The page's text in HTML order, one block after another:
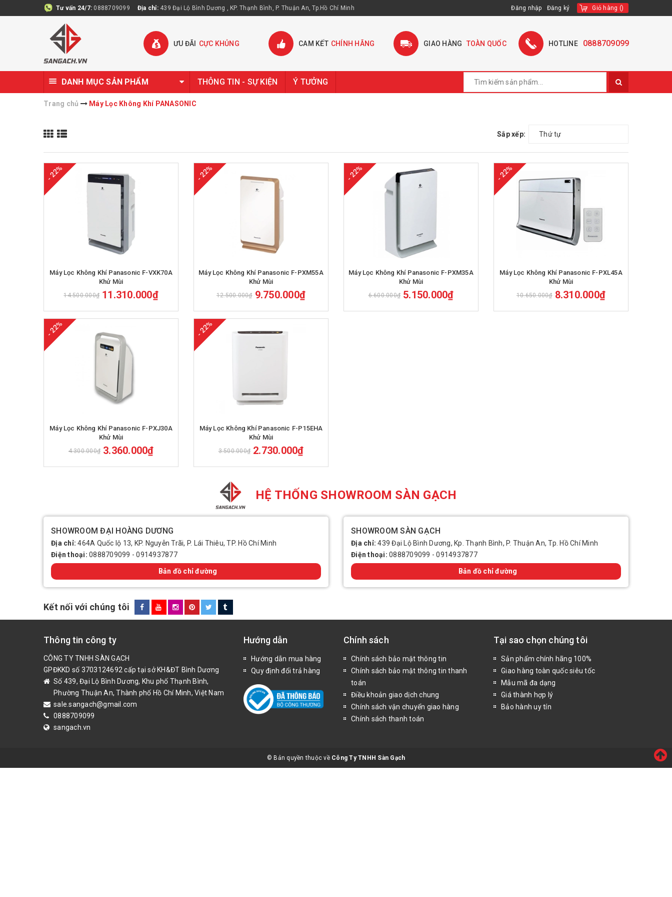
Tư vấn 24/7: 0888709099 Địa chỉ: 439 Đại Lộ Bình Dương , KP. Thạnh Bình, P. Thuận An, Tp.Hồ Chí Minh Đăng nhập Đăng ký Giỏ hàng ()
ƯU ĐÃI CỰC KHỦNG CAM KẾT CHÍNH HÃNG GIAO HÀNG TOÀN QUỐC HOTLINE 0888709099
DANH MỤC SẢN PHẨM THÔNG TIN - SỰ KIỆN Ý TƯỞNG
Trang chủ Máy Lọc Không Khí PANASONIC
Sắp xếp: Thứ tự
- 22%
Máy Lọc Không Khí Panasonic F-VXK70A
Khử Mùi
14.500.000₫ 11.310.000₫
- 22%
Máy Lọc Không Khí Panasonic F-PXM55A
Khử Mùi
12.500.000₫ 9.750.000₫
- 22%
Máy Lọc Không Khí Panasonic F-PXM35A
Khử Mùi
6.600.000₫ 5.150.000₫
- 22%
Máy Lọc Không Khí Panasonic F-PXL45A
Khử Mùi
10.650.000₫ 8.310.000₫
- 22%
Máy Lọc Không Khí Panasonic F-PXJ30A
Khử Mùi
4.300.000₫ 3.360.000₫
- 22%
Máy Lọc Không Khí Panasonic F-P15EHA
Khử Mùi
3.500.000₫ 2.730.000₫
HỆ THỐNG SHOWROOM SÀN GẠCH
SHOWROOM ĐẠI HOÀNG DƯƠNG
Địa chỉ:464A Quốc lộ 13, KP. Nguyễn Trãi, P. Lái Thiêu, TP. Hồ Chí Minh
Điện thoại: 0888709099 -0914937877
Bản đồ chỉ đường
SHOWROOM SÀN GẠCH
Địa chỉ:439 Đại Lộ Bình Dương, Kp. Thạnh Bình, P. Thuận An, Tp. Hồ Chí Minh
Điện thoại: 0888709099 -0914937877
Bản đồ chỉ đường
Kết nối với chúng tôi
Thông tin công ty
CÔNG TY TNHH SÀN GẠCH
GPĐKKD số 3703124692 cấp tại sở KH&ĐT Bình Dương
Số 439, Đại Lộ Bình Dương, Khu phố Thạnh Bình,
Phường Thuận An, Thành phố Hồ Chí Minh, Việt Nam
sale.sangach@gmail.com
0888709099
sangach.vn
Hướng dẫn
Hướng dẫn mua hàng
Quy định đổi trả hàng
Chính sách
Chính sách bảo mật thông tin
Chính sách bảo mật thông tin thanh
toán
Điều khoản giao dịch chung
Chính sách vận chuyển giao hàng
Chính sách thanh toán
Tại sao chọn chúng tôi
Sản phẩm chính hãng 100%
Giao hàng toàn quốc siêu tốc
Mẫu mã đa dạng
Giá thành hợp lý
Bảo hành uy tín
© Bản quyền thuộc về Công Ty TNHH Sàn Gạch